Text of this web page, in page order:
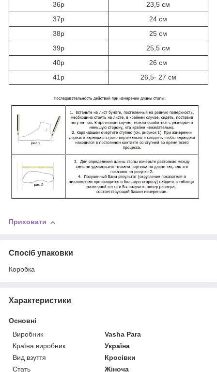
36р
23,5 см
37р
24 см
38р
25 см
39р
25,5 см
40р
26 см
41р
26,5- 27 см
Приховати
Спосіб упаковки
Коробка
Характеристики
Основні
Виробник
Vasha Para
Країна виробник
Україна
Вид взуття
Кросівки
Стать
Жіноча